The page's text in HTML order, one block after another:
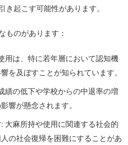
起こす可能性があります。
ものがあります：
用は、特に若年層において認知機
を及ぼすことが知られています。
績の低下や学校からの中退率の増
響が懸念されます。
: 大麻所持や使用に関連する社会的
の社会復帰を困難にすることがあ